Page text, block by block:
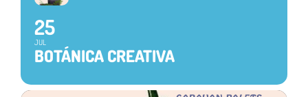
25
JUL
BOTÁNICA CREATIVA